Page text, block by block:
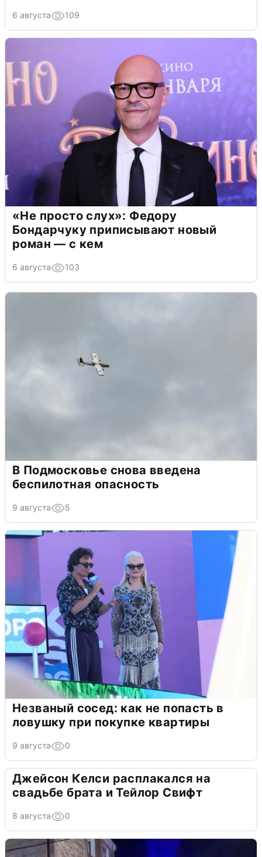
6 августа 109
«Не просто слух»: Федору
Бондарчуку приписывают новый
роман — с кем
6 августа 103
В Подмосковье снова введена
беспилотная опасность
9 августа 5
Незваный сосед: как не попасть в
ловушку при покупке квартиры
9 августа 0
Джейсон Келси расплакался на
свадьбе брата и Тейлор Свифт
8 августа 0